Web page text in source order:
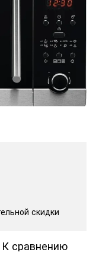
скидки
К сравнению